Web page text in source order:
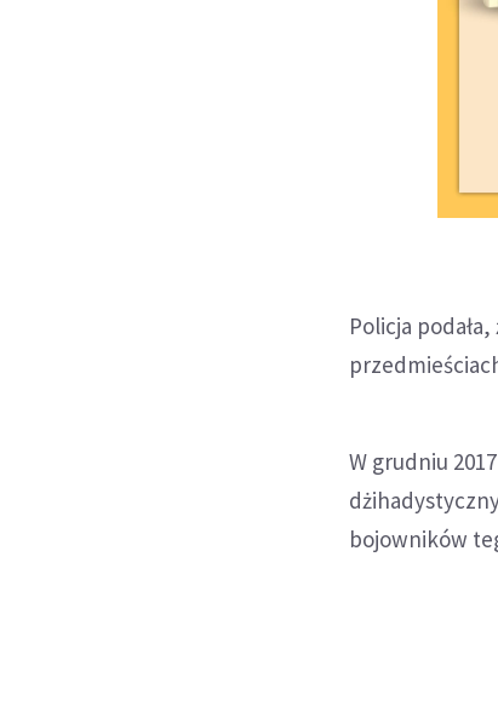
Policja
W grudniu
bojowników